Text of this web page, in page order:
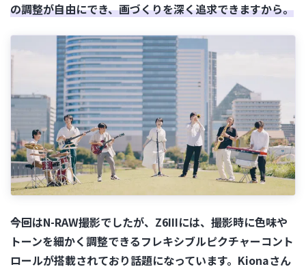
の調整が自由にでき、画づくりを深く追求できますから。
――今回はN-RAW撮影でしたが、Z6IIIには、撮影時に色味や
トーンを細かく調整できるフレキシブルピクチャーコント
ロールが搭載されており話題になっています。Kionaさん